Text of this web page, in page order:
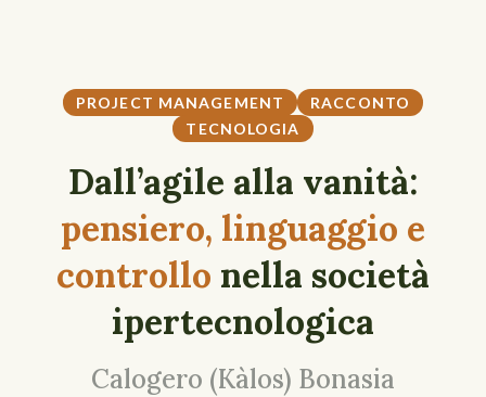
PROJECT MANAGEMENT
RACCONTO
TECNOLOGIA
Dall’agile alla vanità:
pensiero, linguaggio e
controllo nella società
ipertecnologica
Calogero (Kàlos) Bonasia